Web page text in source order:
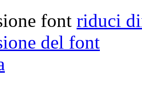
font riduci
del font